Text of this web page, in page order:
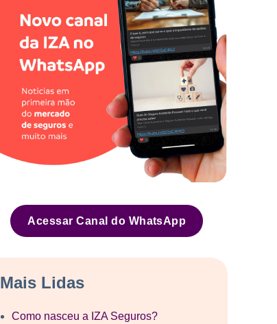
Acessar Canal do WhatsApp
Mais Lidas
Como nasceu a IZA Seguros?